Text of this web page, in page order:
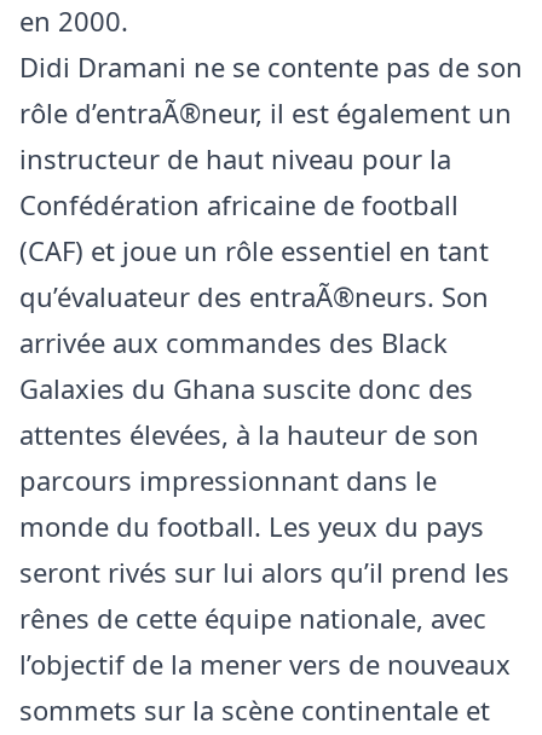
en 2000.
Didi Dramani ne se contente pas de son
rôle d’entraÃ®neur, il est également un
instructeur de haut niveau pour la
Confédération africaine de football
(CAF) et joue un rôle essentiel en tant
qu’évaluateur des entraÃ®neurs. Son
arrivée aux commandes des Black
Galaxies du Ghana suscite donc des
attentes élevées, à la hauteur de son
parcours impressionnant dans le
monde du football. Les yeux du pays
seront rivés sur lui alors qu’il prend les
rênes de cette équipe nationale, avec
l’objectif de la mener vers de nouveaux
sommets sur la scène continentale et